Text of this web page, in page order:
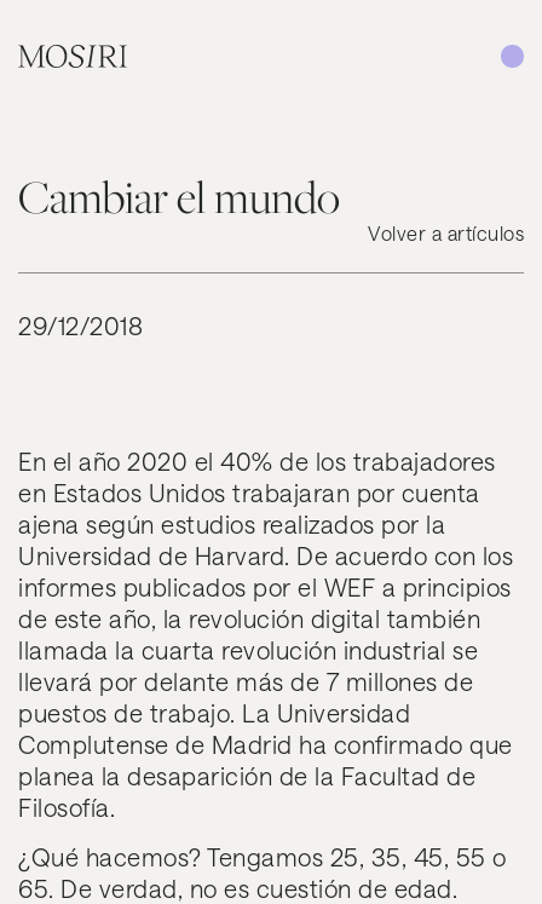
Cambiar el mundo
Volver a artículos
29/12/2018
En el año 2020 el 40% de los trabajadores
en Estados Unidos trabajaran por cuenta
ajena según estudios realizados por la
Universidad de Harvard. De acuerdo con los
informes publicados por el WEF a principios
de este año, la revolución digital también
llamada la cuarta revolución industrial se
llevará por delante más de 7 millones de
puestos de trabajo. La Universidad
Complutense de Madrid ha confirmado que
planea la desaparición de la Facultad de
Filosofía.
¿Qué hacemos? Tengamos 25, 35, 45, 55 o
65. De verdad, no es cuestión de edad.